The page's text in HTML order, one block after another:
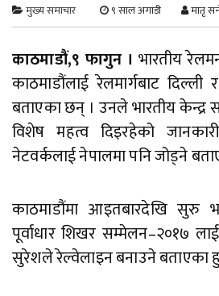
मुख्य समाचार ९ साल अगाडी मातृ
काठमाडौं,९ फागुन । भारतीय
काठमाडौंलाई रेलमार्गबाट
बताएका छन् । उनले भारतीय केन्द्र
विशेष महत्व दिइरहेको
नेटवर्कलाई नेपालमा पनि जोड्ने
काठमाडौंमा आइतबारदेखि सुरु
पूर्वाधार शिखर सम्मेलन–२०१७
सुरेशले रेल्वेलाइन बनाउने बताएका